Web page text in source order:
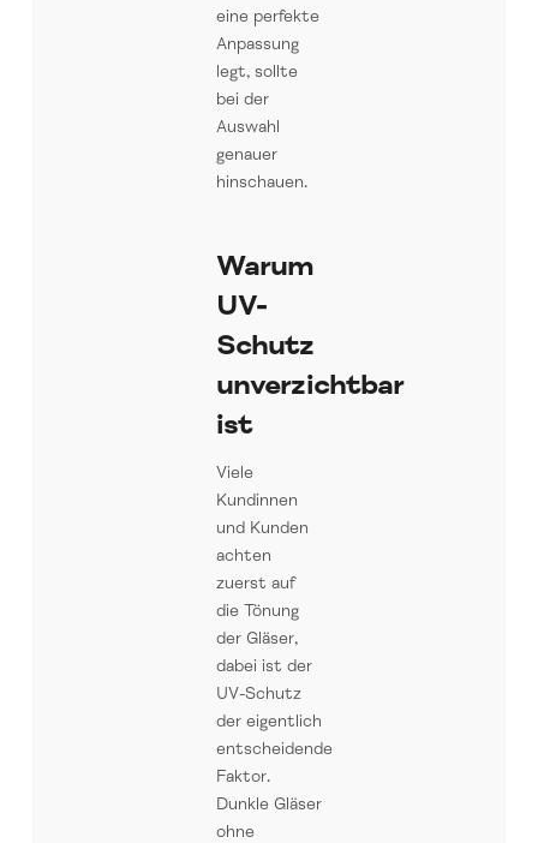
eine perfekte
Anpassung
legt, sollte
bei der
Auswahl
genauer
hinschauen.
Warum
UV-
Schutz
unverzichtbar
ist
Viele
Kundinnen
und Kunden
achten
zuerst auf
die Tönung
der Gläser,
dabei ist der
UV-Schutz
der eigentlich
entscheidende
Faktor.
Dunkle Gläser
ohne